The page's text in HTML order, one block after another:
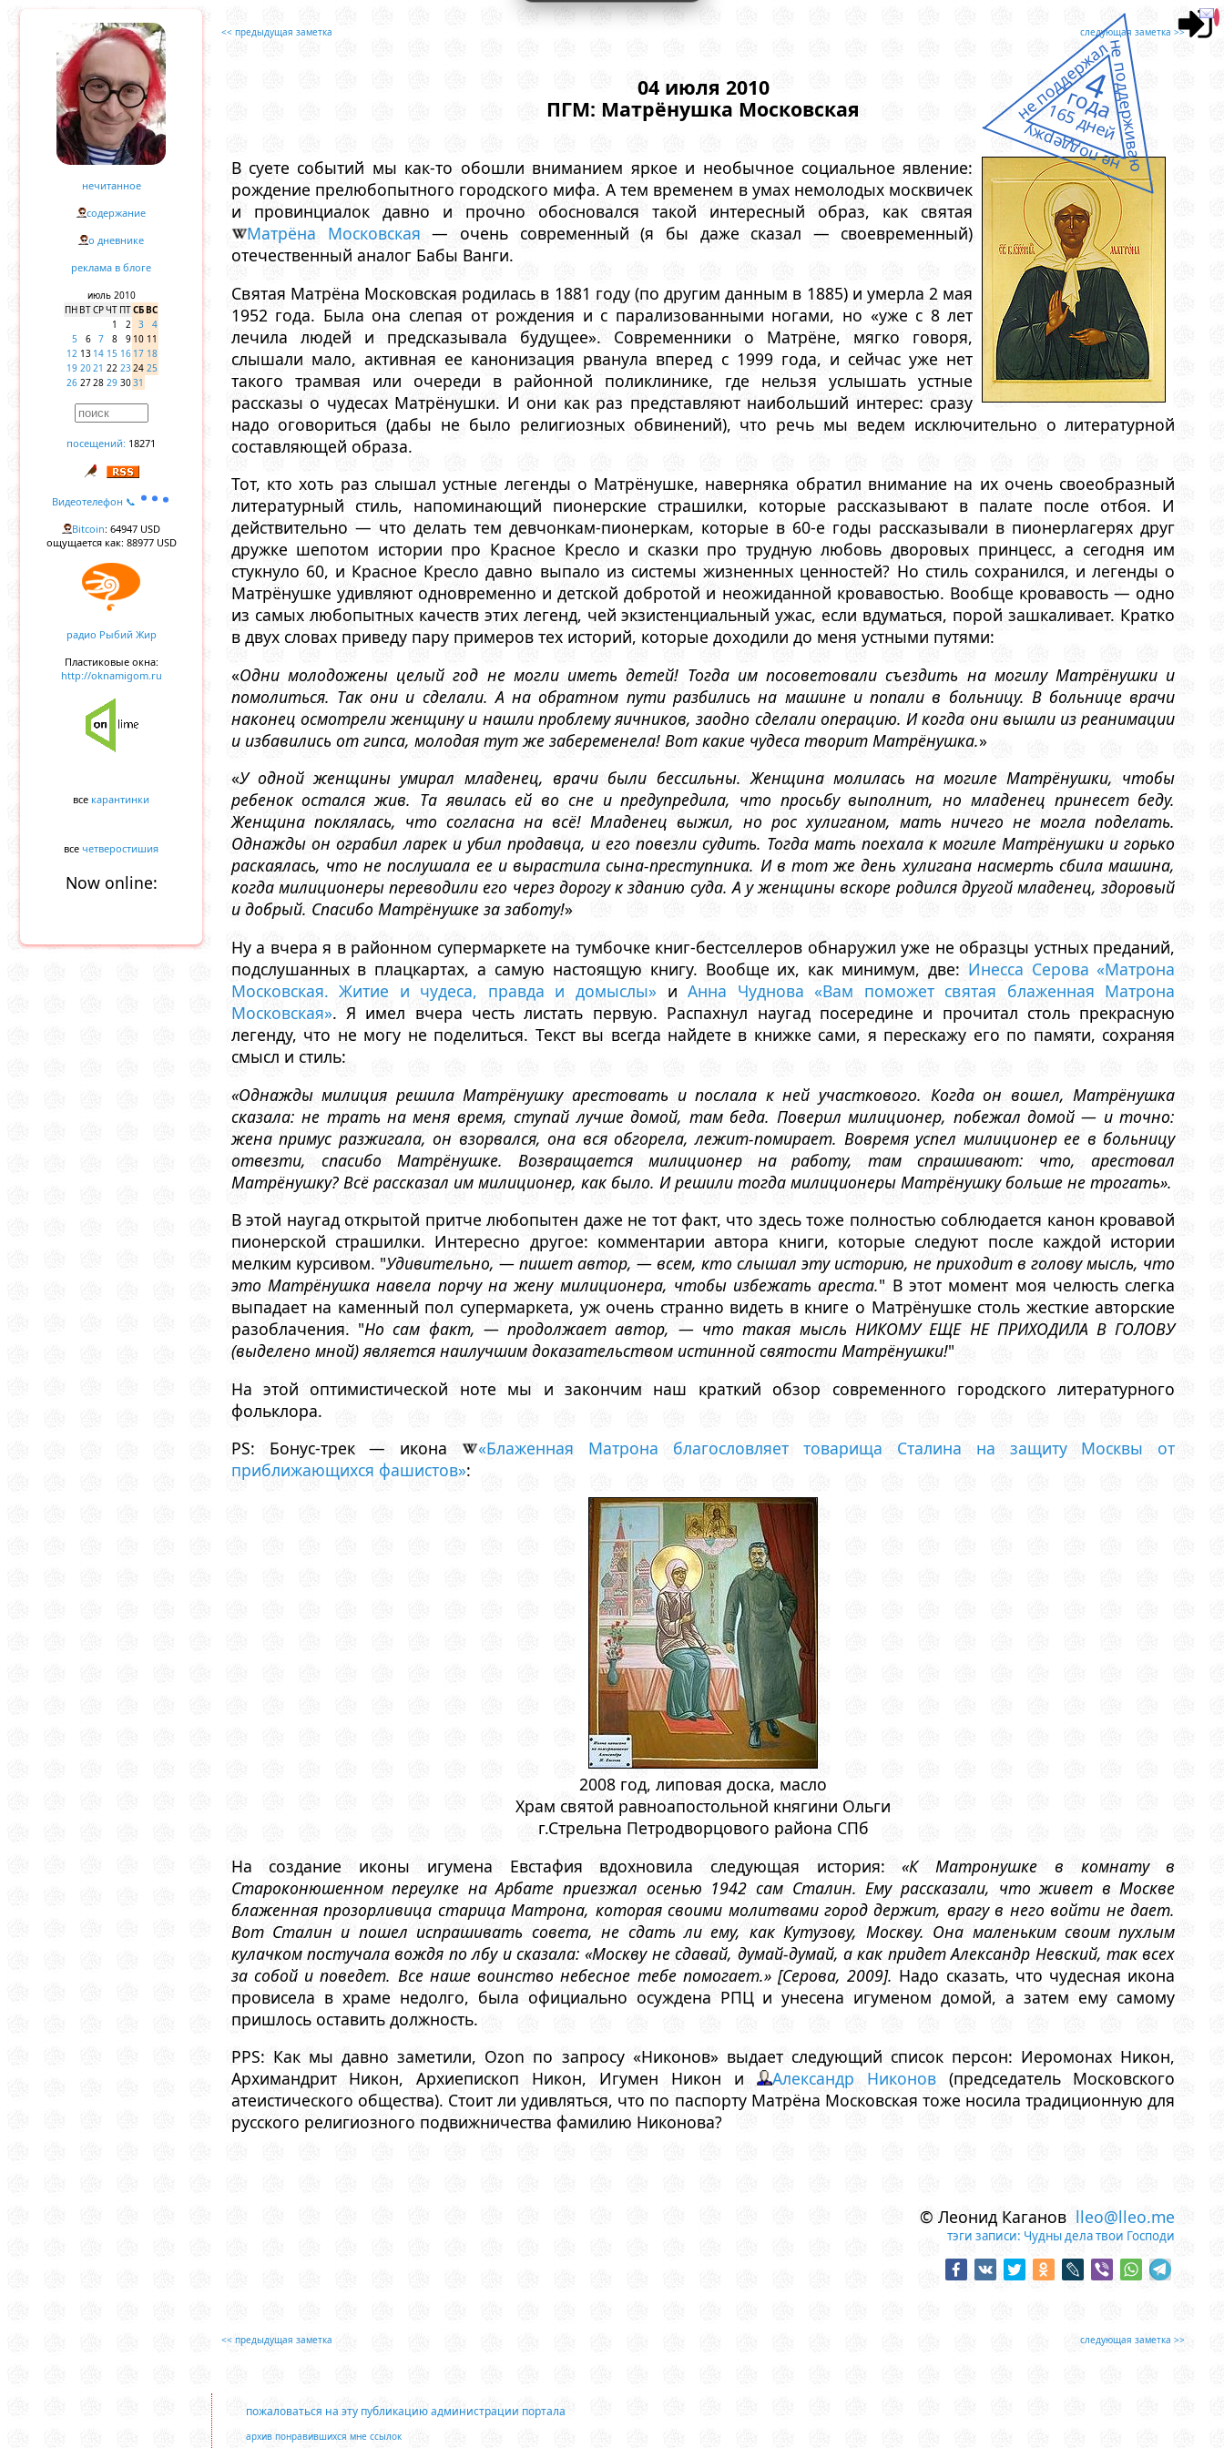
нечитанное
содержание
о дневнике
реклама в блоге
июль 2010
ПН ВТСРЧТ ПТСБВС
1
2 3
4
5
6 7 8 9 10 11
12 13 14 15 16 17 18
19 2021 22 2324 25
26 2728 29 3031
посещений: 18271
Видеотелефон 📞
Bitcoin: 64947 USD
ощущается как: 88977 USD
радио Рыбий Жир
Пластиковые окна:
http://oknamigom.ru
все карантинки
все четверостишия
Now online:
<< предыдущая заметка следующая заметка >>
04 июля 2010
ПГМ: Матрёнушка Московская
В суете событий мы как-то обошли вниманием яркое и необычное социальное явление:
рождение прелюбопытного городского мифа. А тем временем в умах немолодых москвичек
и провинциалок давно и прочно обосновался такой интересный образ, как святая
Матрёна Московская — очень современный (я бы даже сказал — своевременный)
отечественный аналог Бабы Ванги.
Святая Матрёна Московская родилась в 1881 году (по другим данным в 1885) и умерла 2 мая
1952 года. Была она слепая от рождения и с парализованными ногами, но «уже с 8 лет
лечила людей и предсказывала будущее». Современники о Матрёне, мягко говоря,
слышали мало, активная ее канонизация рванула вперед с 1999 года, и сейчас уже нет
такого трамвая или очереди в районной поликлинике, где нельзя услышать устные
рассказы о чудесах Матрёнушки. И они как раз представляют наибольший интерес: сразу
надо оговориться (дабы не было религиозных обвинений), что речь мы ведем исключительно о литературной
составляющей образа.
Тот, кто хоть раз слышал устные легенды о Матрёнушке, наверняка обратил внимание на их очень своеобразный
литературный стиль, напоминающий пионерские страшилки, которые рассказывают в палате после отбоя. И
действительно — что делать тем девчонкам-пионеркам, которые в 60-е годы рассказывали в пионерлагерях друг
дружке шепотом истории про Красное Кресло и сказки про трудную любовь дворовых принцесс, а сегодня им
стукнуло 60, и Красное Кресло давно выпало из системы жизненных ценностей? Но стиль сохранился, и легенды о
Матрёнушке удивляют одновременно и детской добротой и неожиданной кровавостью. Вообще кровавость — одно
из самых любопытных качеств этих легенд, чей экзистенциальный ужас, если вдуматься, порой зашкаливает. Кратко
в двух словах приведу пару примеров тех историй, которые доходили до меня устными путями:
«Одни молодожены целый год не могли иметь детей! Тогда им посоветовали съездить на могилу Матрёнушки и
помолиться. Так они и сделали. А на обратном пути разбились на машине и попали в больницу. В больнице врачи
наконец осмотрели женщину и нашли проблему яичников, заодно сделали операцию. И когда они вышли из реанимации
и избавились от гипса, молодая тут же забеременела! Вот какие чудеса творит Матрёнушка.»
«У одной женщины умирал младенец, врачи были бессильны. Женщина молилась на могиле Матрёнушки, чтобы
ребенок остался жив. Та явилась ей во сне и предупредила, что просьбу выполнит, но младенец принесет беду.
Женщина поклялась, что согласна на всё! Младенец выжил, но рос хулиганом, мать ничего не могла поделать.
Однажды он ограбил ларек и убил продавца, и его повезли судить. Тогда мать поехала к могиле Матрёнушки и горько
раскаялась, что не послушала ее и вырастила сына-преступника. И в тот же день хулигана насмерть сбила машина,
когда милиционеры переводили его через дорогу к зданию суда. А у женщины вскоре родился другой младенец, здоровый
и добрый. Спасибо Матрёнушке за заботу!»
Ну а вчера я в районном супермаркете на тумбочке книг-бестселлеров обнаружил уже не образцы устных преданий,
подслушанных в плацкартах, а самую настоящую книгу. Вообще их, как минимум, две: Инесса Серова «Матрона
Московская. Житие и чудеса, правда и домыслы»иАнна Чуднова «Вам поможет святая блаженная Матрона
Московская». Я имел вчера честь листать первую. Распахнул наугад посередине и прочитал столь прекрасную
легенду, что не могу не поделиться. Текст вы всегда найдете в книжке сами, я перескажу его по памяти, сохраняя
смысл и стиль:
«Однажды милиция решила Матрёнушку арестовать и послала к ней участкового. Когда он вошел, Матрёнушка
сказала: не трать на меня время, ступай лучше домой, там беда. Поверил милиционер, побежал домой — и точно:
жена примус разжигала, он взорвался, она вся обгорела, лежит-помирает. Вовремя успел милиционер ее в больницу
отвезти, спасибо Матрёнушке. Возвращается милиционер на работу, там спрашивают: что, арестовал
Матрёнушку? Всё рассказал им милиционер, как было. И решили тогда милиционеры Матрёнушку больше не трогать».
В этой наугад открытой притче любопытен даже не тот факт, что здесь тоже полностью соблюдается канон кровавой
пионерской страшилки. Интересно другое: комментарии автора книги, которые следуют после каждой истории
мелким курсивом. "Удивительно, — пишет автор, — всем, кто слышал эту историю, не приходит в голову мысль, что
это Матрёнушка навела порчу на жену милиционера, чтобы избежать ареста." В этот момент моя челюсть слегка
выпадает на каменный пол супермаркета, уж очень странно видеть в книге о Матрёнушке столь жесткие авторские
разоблачения. "Но сам факт, — продолжает автор, — что такая мысль НИКОМУ ЕЩЕ НЕ ПРИХОДИЛА В ГОЛОВУ
(выделено мной) является наилучшим доказательством истинной святости Матрёнушки!"
На этой оптимистической ноте мы и закончим наш краткий обзор современного городского литературного
фольклора.
PS: Бонус-трек — икона
«Блаженная Матрона благословляет товарища Сталина на защиту Москвы от
приближающихся фашистов»:
2008 год, липовая доска, масло
Храм святой равноапостольной княгини Ольги
г.Стрельна Петродворцового района СПб
На создание иконы игумена Евстафия вдохновила следующая история:«К Матронушке в комнату в
Староконюшенном переулке на Арбате приезжал осенью 1942 сам Сталин. Ему рассказали, что живет в Москве
блаженная прозорливица старица Матрона, которая своими молитвами город держит, врагу в него войти не дает.
Вот Сталин и пошел испрашивать совета, не сдать ли ему, как Кутузову, Москву. Она маленьким своим пухлым
кулачком постучала вождя по лбу и сказала: «Москву не сдавай, думай-думай, а как придет Александр Невский, так всех
за собой и поведет. Все наше воинство небесное тебе помогает.» [Серова, 2009]. Надо сказать, что чудесная икона
провисела в храме недолго, была официально осуждена РПЦ и унесена игуменом домой, а затем ему самому
пришлось оставить должность.
PPS: Как мы давно заметили, Ozon по запросу «Никонов» выдает следующий список персон: Иеромонах Никон,
Архимандрит Никон, Архиепископ Никон, Игумен Никон и
Александр Никонов(председатель Московского
атеистического общества). Стоит ли удивляться, что по паспорту Матрёна Московская тоже носила традиционную для
русского религиозного подвижничества фамилию Никонова?
© Леонид Каганов lleo@lleo.me
тэги записи: Чудны дела твои Господи
<< предыдущая заметка следующая заметка >>
пожаловаться на эту публикацию администрации портала
архив понравившихся мне ссылок
не поддержалне поддерживаю
не поддержу
4
года
165 дней